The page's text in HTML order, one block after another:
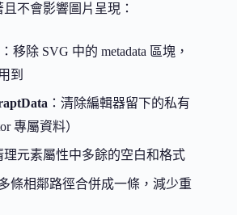
不會影響圖片呈現：
：移除 SVG 中的 metadata 區塊，
到
：清除編輯器留下的私有
專屬資料）
理元素屬性中多餘的空白和格式
條相鄰路徑合併成一條，減少重